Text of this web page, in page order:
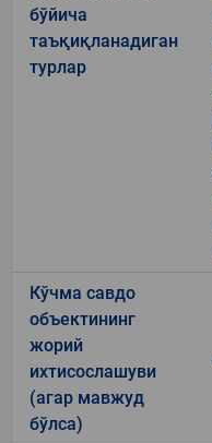
бўйича
таъқиқланадиган
турлар
Кўчма савдо
объектининг
жорий
ихтисослашуви
(агар мавжуд
бўлса)